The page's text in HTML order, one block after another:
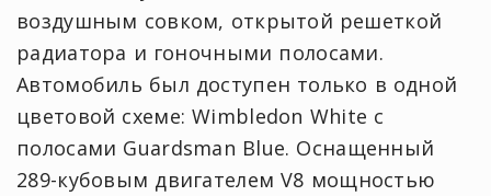
воздушным совком, открытой решеткой
радиатора и гоночными полосами.
Автомобиль был доступен только в одной
цветовой схеме: Wimbledon White с
полосами Guardsman Blue. Оснащенный
289-кубовым двигателем V8 мощностью